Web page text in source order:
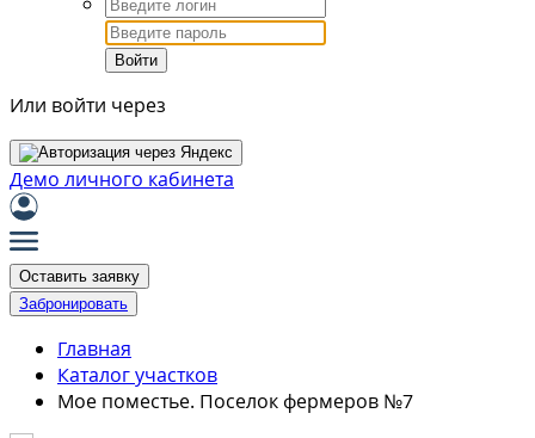
Войти
Или войти через
Демо личного кабинета
Оставить заявку
Забронировать
Главная
Каталог участков
Мое поместье. Поселок фермеров №7